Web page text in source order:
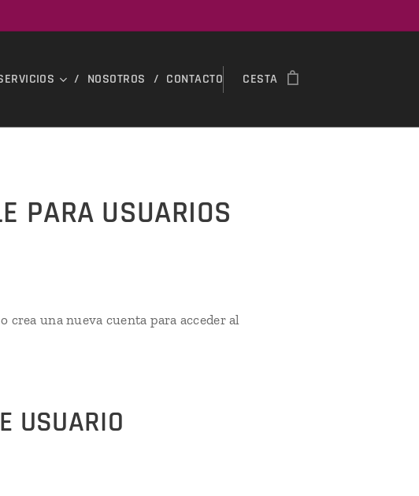
NOSOTROS CONTACTO CESTA
PARA USUARIOS
una nueva cuenta para acceder al
USUARIO